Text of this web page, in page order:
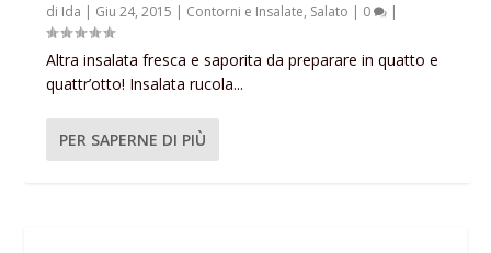
di Ida | Giu 24, 2015 | Contorni e Insalate, Salato | 0 |
Altra insalata fresca e saporita da preparare in quatto e
quattr’otto! Insalata rucola...
PER SAPERNE DI PIÙ